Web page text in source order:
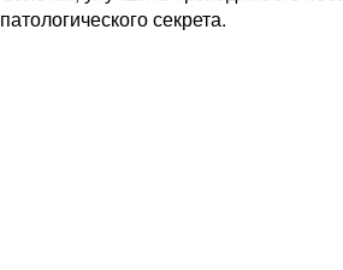
секрета.